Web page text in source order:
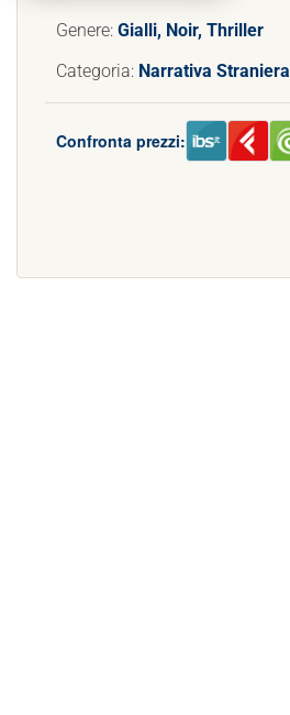
Genere: Gialli, Noir, Thriller
Categoria: Narrativa Straniera
Confronta prezzi: